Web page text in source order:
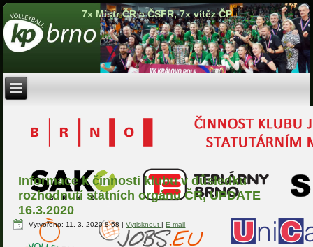
7x Mistr ČR a ČSFR, 7x vítěz ČP
Informace k činnosti klubu v důsledku
rozhodnutí státních orgánů ČR, UPDATE
16.3.2020
Vytvořeno: 11. 3. 2020 8:58 |Vytisknout|E-mail